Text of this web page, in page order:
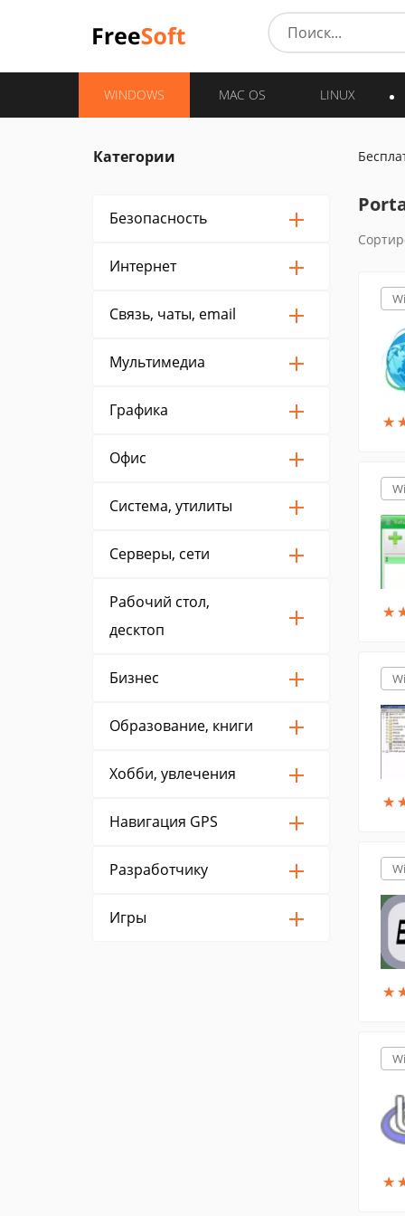
WINDOWS MAC OS LINUX
Категории
Безопасность
Интернет
Связь, чаты, email
Мультимедиа
Графика
Офис
Система, утилиты
Серверы, сети
Рабочий стол,
десктоп
Бизнес
Образование, книги
Хобби, увлечения
Навигация GPS
Разработчику
Игры
★
★
★
★
★
★
★
★
★
★